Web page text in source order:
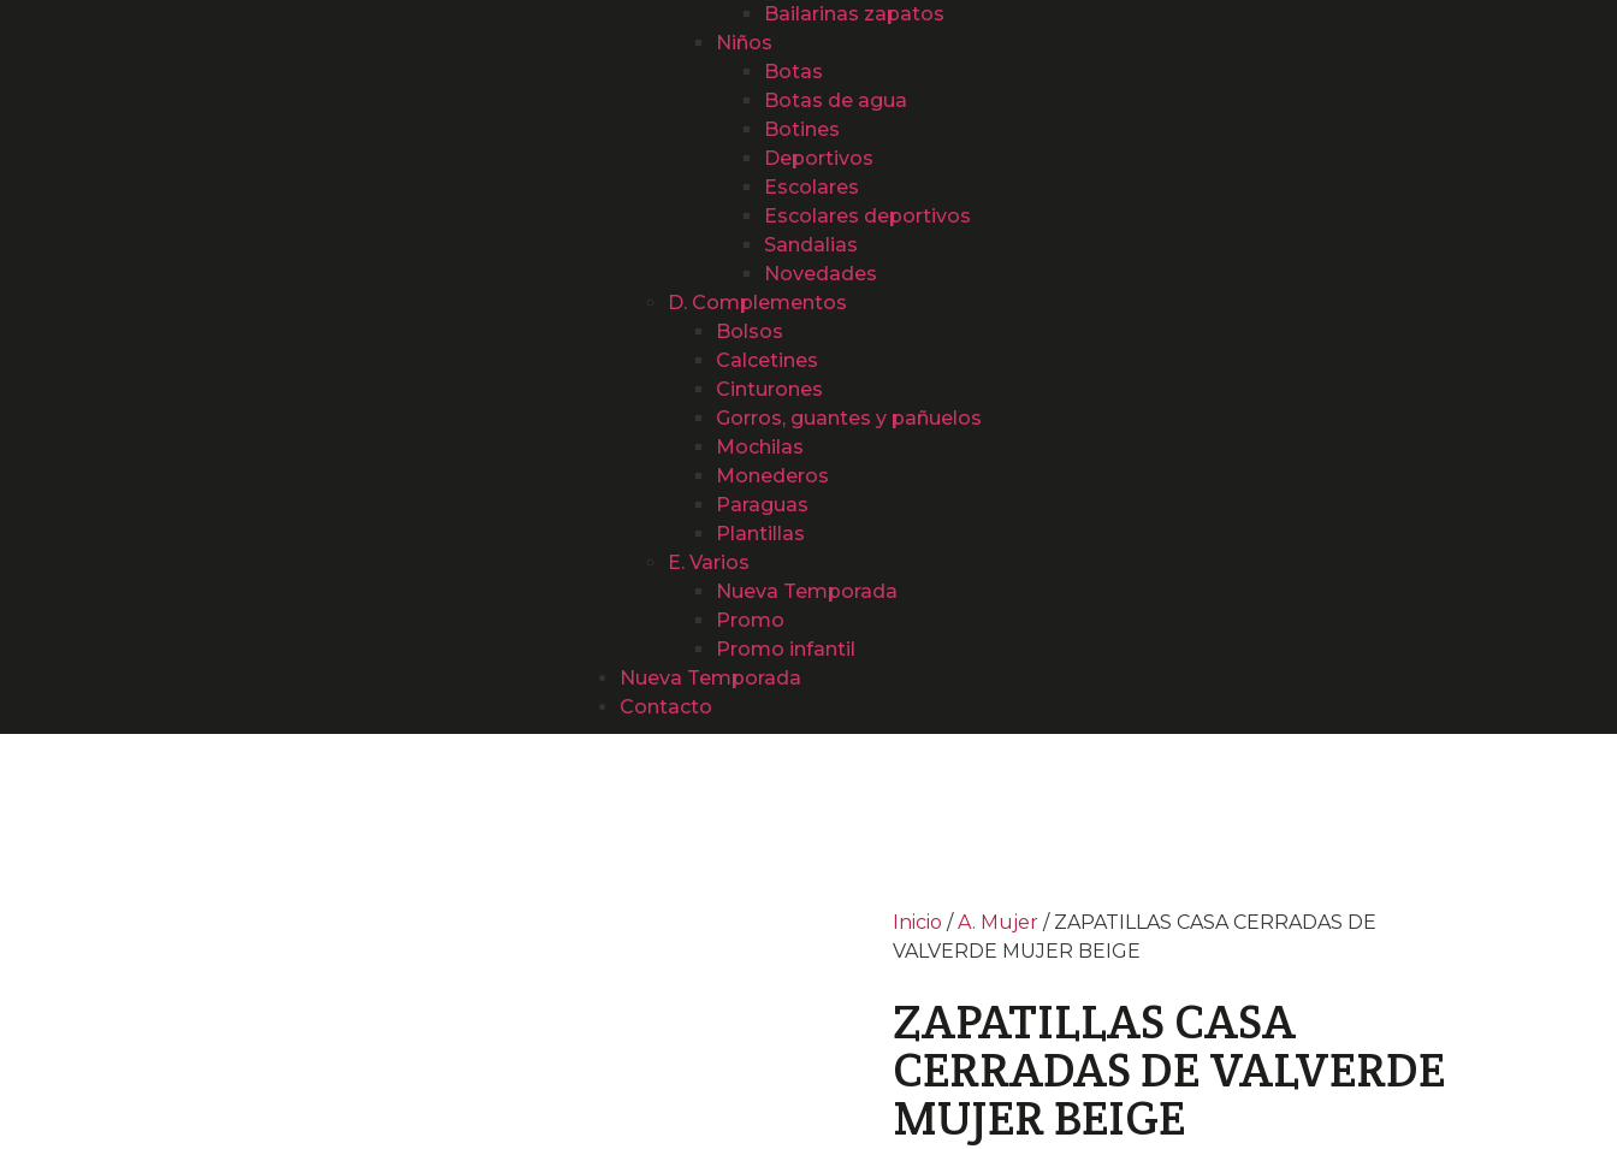
Bailarinas zapatos
Niños
Botas
Botas de agua
Botines
Deportivos
Escolares
Escolares deportivos
Sandalias
Novedades
D. Complementos
Bolsos
Calcetines
Cinturones
Gorros, guantes y pañuelos
Mochilas
Monederos
Paraguas
Plantillas
E. Varios
Nueva Temporada
Promo
Promo infantil
Nueva Temporada
Contacto
Inicio /A. Mujer / ZAPATILLAS CASA CERRADAS DE
VALVERDE MUJER BEIGE
ZAPATILLAS CASA
CERRADAS DE VALVERDE
MUJER BEIGE